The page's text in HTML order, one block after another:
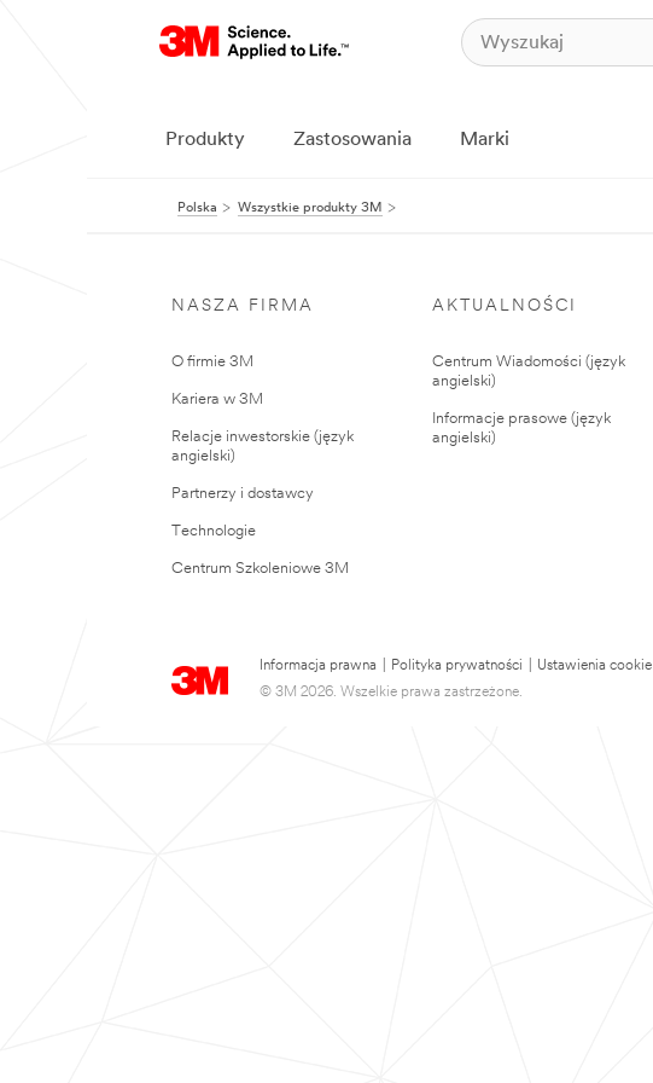
Produkty Zastosowania Marki
Polska Wszystkie produkty 3M
NASZA FIRMA
O firmie 3M
Kariera w 3M
Relacje inwestorskie (język
angielski)
Partnerzy i dostawcy
Technologie
Centrum Szkoleniowe 3M
AKTUALNOŚCI
Centrum Wiadomości (język
angielski)
Informacje prasowe (język
angielski)
Informacja prawna Polityka prywatności
Ustawienia cookie
© 3M 2026. Wszelkie prawa zastrzeżone.